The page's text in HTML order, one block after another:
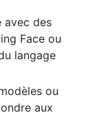
avec des
Face ou
langage
ou
aux